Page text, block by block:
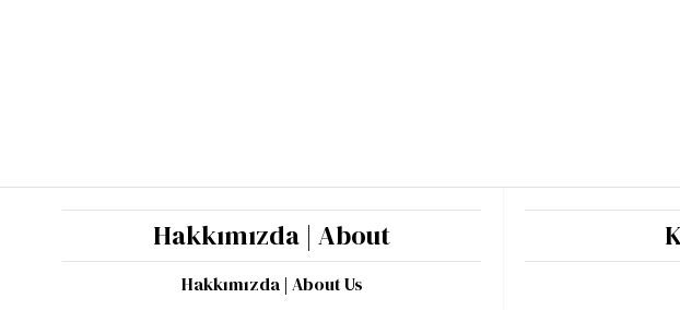
Hakkımızda | About
Hakkımızda | About Us